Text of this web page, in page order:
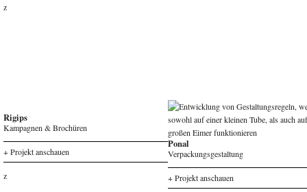
z
Rigips
Kampagnen & Brochüren
+ Projekt anschauen
z
Ponal
Verpackungsgestaltung
+ Projekt anschauen